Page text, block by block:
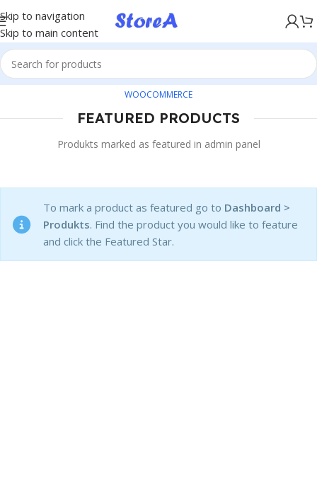
Skip to navigation
Skip to main content
KÖP NU, BETALA SENARE MED KLARNA
WOOCOMMERCE
FEATURED PRODUCTS
Produkts marked as featured in admin panel
To mark a product as featured go to Dashboard >
Produkts. Find the product you would like to feature
and click the Featured Star.